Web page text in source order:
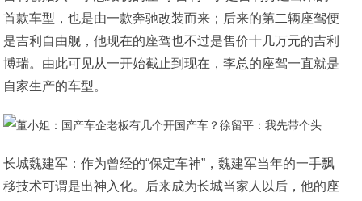
首款车型，也是由一款奔驰改装而来；后来的第二辆座驾便
是吉利自由舰，他现在的座驾也不过是售价十几万元的吉利
博瑞。由此可见从一开始截止到现在，李总的座驾一直就是
自家生产的车型。
长城魏建军：作为曾经的“保定车神”，魏建军当年的一手飘
移技术可谓是出神入化。后来成为长城当家人以后，他的座